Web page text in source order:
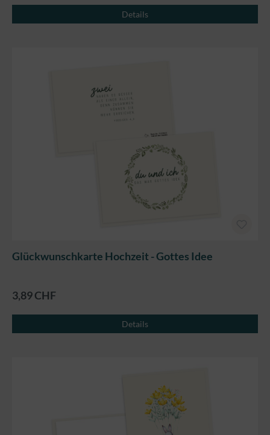
Details
Glückwunschkarte Hochzeit - Gottes Idee
3,89 CHF
Details